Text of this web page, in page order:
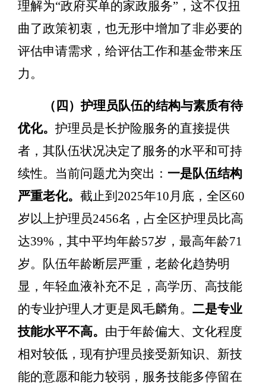
理解为“政府买单的家政服务” ，这不仅扭
曲了政策初衷，也无形中增加了非必要的
评估申请需求，给评估工作和基金带来压
力。
（四）护理员队伍的结构与素质有待
优化。护理员是长护险服务的直接提供
者，其队伍状况决定了服务的水平和可持
续性。当前问题尤为突出： 一是队伍结构
严重老化。截止到 2025年10月底，全区60
岁以上护理员2456名，占全区护理员比高
达39% ，其中平均年龄57岁，最高年龄71
岁。
队伍年龄断层严重，老龄化趋势明
显，年轻血液补充不足，高学历、高技能
的专业护理人才更是凤毛麟角。二是专业
技能水平不高。 由于年龄偏大、文化程度
相对较低，现有护理员接受新知识、新技
能的意愿和能力较弱，服务技能多停留在